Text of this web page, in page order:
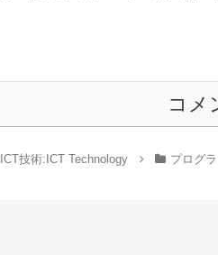
コメ
ICT技術:ICT Technology プログ